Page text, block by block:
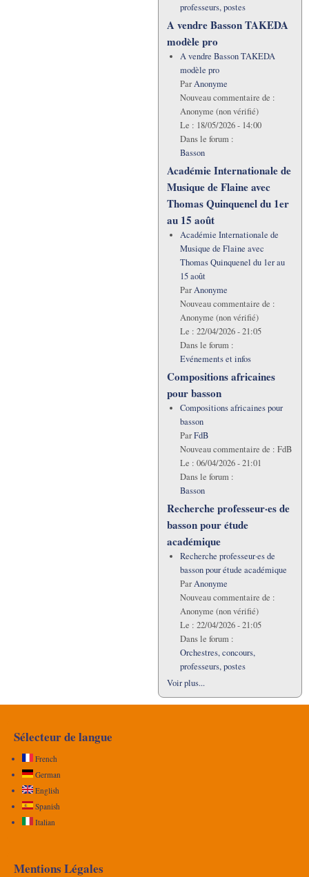
professeurs, postes
A vendre Basson TAKEDA
modèle pro
A vendre Basson TAKEDA
modèle pro
ParAnonyme
Nouveau commentaire de :
Anonyme (non vérifié)
Le : 18/05/2026 - 14:00
Dans le forum :
Basson
Académie Internationale de
Musique de Flaine avec
Thomas Quinquenel du 1er
au 15 août
Académie Internationale de
Musique de Flaine avec
Thomas Quinquenel du 1er au
15 août
ParAnonyme
Nouveau commentaire de :
Anonyme (non vérifié)
Le : 22/04/2026 - 21:05
Dans le forum :
Evénements et infos
Compositions africaines
pour basson
Compositions africaines pour
basson
ParFdB
Nouveau commentaire de : FdB
Le : 06/04/2026 - 21:01
Dans le forum :
Basson
Recherche professeur·es de
basson pour étude
académique
Recherche professeur·es de
basson pour étude académique
ParAnonyme
Nouveau commentaire de :
Anonyme (non vérifié)
Le : 22/04/2026 - 21:05
Dans le forum :
Orchestres, concours,
professeurs, postes
Voir plus...
Sélecteur de langue
French
German
English
Spanish
Italian
Mentions Légales